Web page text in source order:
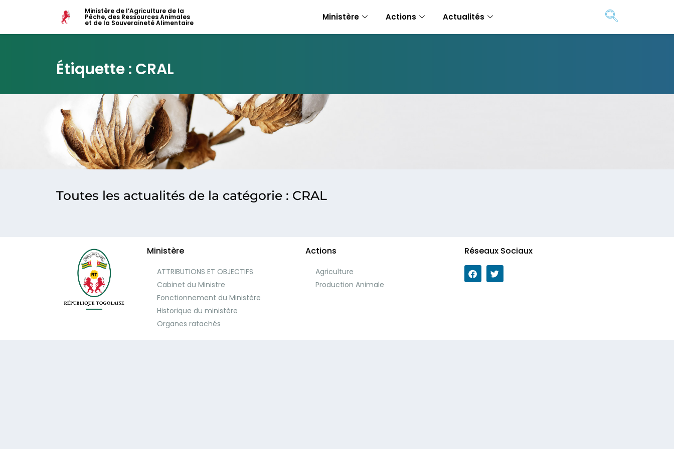
Ministère de l’Agriculture de la
Pêche, des Ressources Animales
et de la Souveraineté Alimentaire
Ministère Actions Actualités
Étiquette : CRAL
Toutes les actualités de la catégorie : CRAL
Ministère
ATTRIBUTIONS ET OBJECTIFS
Cabinet du Ministre
Fonctionnement du Ministère
Historique du ministère
Organes ratachés
Actions
Agriculture
Production Animale
Réseaux Sociaux